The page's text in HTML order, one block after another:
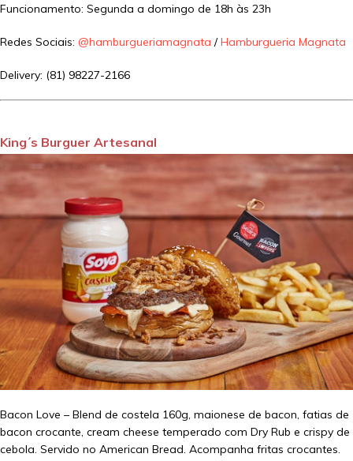
Funcionamento: Segunda a domingo de 18h às 23h
Redes Sociais: @hamburgueriamagnata /Hamburgueria Magnata
Delivery: (81) 98227-2166
King´s Burguer Artesanal
Bacon Love – Blend de costela 160g, maionese de bacon, fatias de
bacon crocante, cream cheese temperado com Dry Rub e crispy de
cebola. Servido no American Bread. Acompanha fritas crocantes.